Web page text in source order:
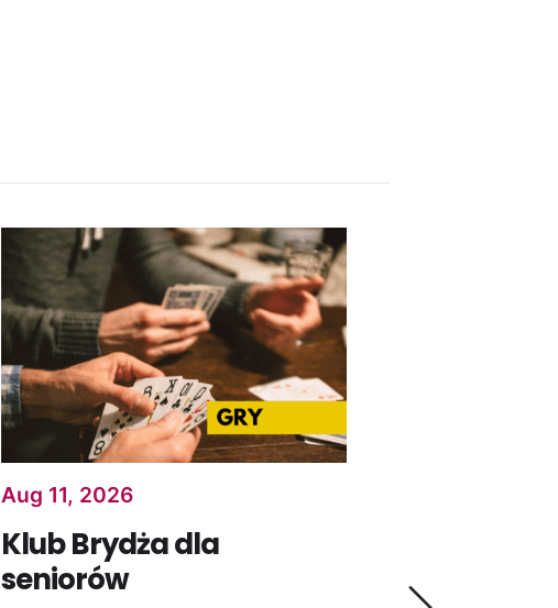
Aug 11, 2026
Klub Brydża dla
seniorów